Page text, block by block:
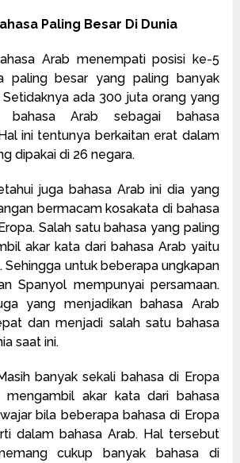
Paling Besar Di Dunia
Arab menempati posisi ke-5
paling besar yang paling banyak
Setidaknya ada 300 juta orang yang
bahasa Arab sebagai bahasa
ini tentunya berkaitan erat dalam
dipakai di 26 negara.
juga bahasa Arab ini dia yang
bermacam kosakata di bahasa
Salah satu bahasa yang paling
akar kata dari bahasa Arab yaitu
Sehingga untuk beberapa ungkapan
Spanyol mempunyai persamaan.
yang menjadikan bahasa Arab
dan menjadi salah satu bahasa
saat ini.
banyak sekali bahasa di Eropa
akar kata dari bahasa
bila beberapa bahasa di Eropa
dalam bahasa Arab. Hal tersebut
cukup banyak bahasa di